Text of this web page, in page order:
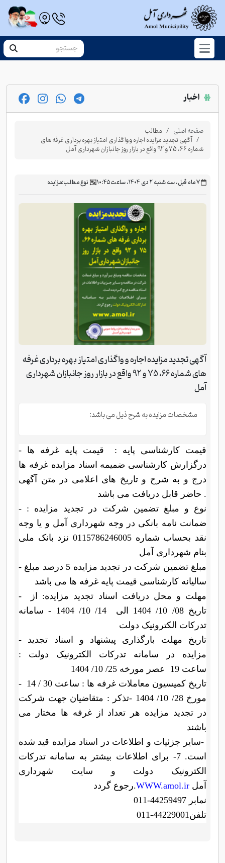
اخبار
صفحه اصلی مطالب
آگهی تجدید مزایده اجاره و واگذاری امتیاز بهره برداری غرفه های
شماره 66، 75 و 92 واقع در بازار روز جانبازان شهرداری آمل
‫۷ ماه قبل، سه شنبه ۲ دی ۱۴۰۴، ساعت ۱۰:۴۵ نوع مطلب:مزایده
آگهی تجدید مزایده اجاره و واگذاری امتیاز بهره برداری غرفه
های شماره 66، 75 و 92 واقع در بازار روز جانبازان شهرداری
آمل
مشخصات مزایده به شرح ذیل می باشد:
- قیمت کارشناسی پایه : قیمت پایه غرفه ها
درگزارش کارشناسی ضمیمه اسناد مزایده غرفه ها
درج و به شرح و تاریخ های اعلامی در متن آگهی
حاضر قابل دریافت می باشد .
- نوع و مبلغ تضمین شرکت در تجدید مزایده :
ضمانت نامه بانکی در وجه شهرداری آمل و یا وجه
نقد بحساب شماره 0115786246005 نزد بانک ملی
بنام شهرداری آمل
- مبلغ تضمین شرکت در تجدید مزایده 5 درصد مبلغ
سالیانه کارشناسی قیمت پایه غرفه ها می باشد
- مهلت و محل دریافت اسناد تجدید مزایده: از
تاریخ 08/ 10/ 1404 الی 14/ 10/ 1404 - سامانه
تدرکات الکترونیک دولت
- تاریخ مهلت بارگذاری پیشنهاد و اسناد تجدید
مزایده در سامانه تدرکات الکترونیک دولت :
ساعت 19 عصر مورخه 25/ 10/ 1404
- تاریخ کمیسیون معاملات غرفه ها : ساعت 30 / 14
مورخ 28/ 10/ 1404
-تذکر : متقاضیان جهت شرکت
در تجدید مزایده هر تعداد از غرفه ها مختار می
باشند
-سایر جزئیات و اطلاعات در اسناد مزایده قید شده
است. 7- برای اطلاعات بیشتر به سامانه تدرکات
الکترونیک دولت و سایت شهرداری
آمل WWW.amol.irرجوع گردد.
نمابر 44259497-011
تلفن44229001-011